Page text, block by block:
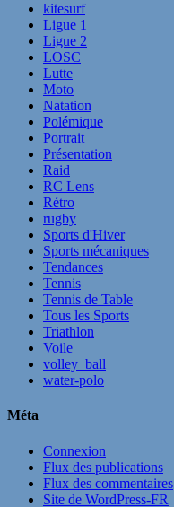
kitesurf
Ligue 1
Ligue 2
LOSC
Lutte
Moto
Natation
Polémique
Portrait
Présentation
Raid
RC Lens
Rétro
rugby
Sports d'Hiver
Sports mécaniques
Tendances
Tennis
Tennis de Table
Tous les Sports
Triathlon
Voile
volley_ball
water-polo
Méta
Connexion
Flux des publications
Flux des commentaires
Site de WordPress-FR